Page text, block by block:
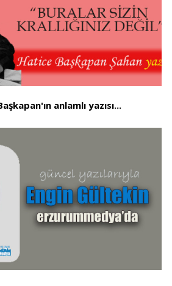
anlamlı yazısı...